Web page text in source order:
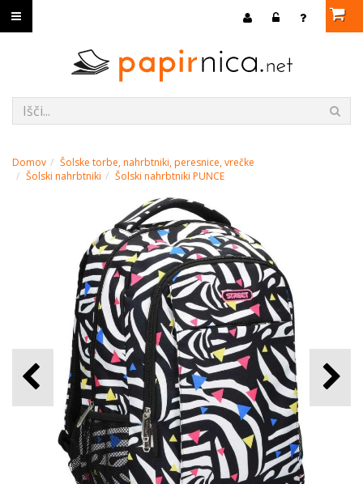
Domov
Šolske torbe, nahrbtniki, peresnice, vrečke
Šolski nahrbtniki
Šolski nahrbtniki PUNCE